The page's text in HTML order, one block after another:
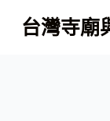
跳
至
台灣寺廟